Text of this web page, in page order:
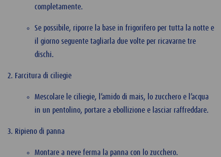
completamente.
Se possibile, riporre la base in frigorifero per tutta la notte e
il giorno seguente tagliarla due volte per ricavarne tre
dischi.
Farcitura di ciliegie
Mescolare le ciliegie, l’amido di mais, lo zucchero e l’acqua
in un pentolino, portare a ebollizione e lasciar raffreddare.
Ripieno di panna
Montare a neve ferma la panna con lo zucchero.